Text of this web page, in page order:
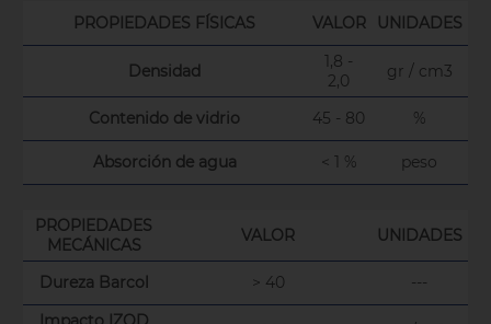
PROPIEDADES FÍSICAS VALOR UNIDADES
Densidad
1,8 -
2,0
gr / cm3
Contenido de vidrio 45 - 80 %
Absorción de agua < 1 % peso
PROPIEDADES
MECÁNICAS
VALOR UNIDADES
Dureza Barcol > 40
---